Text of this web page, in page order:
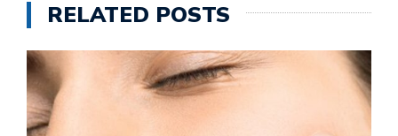
RELATED POSTS